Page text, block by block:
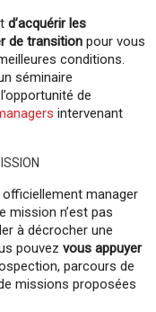
d’acquérir les
de transition pour vous
conditions.
séminaire
de
intervenant
officiellement manager
mission n’est pas
à décrocher une
pouvez vous appuyer
parcours de
missions proposées